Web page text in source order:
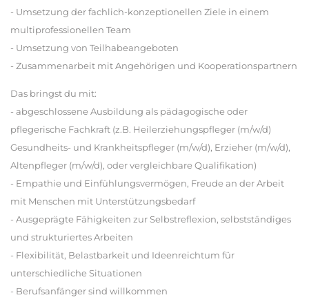
- Umsetzung der fachlich-konzeptionellen Ziele in einem
multiprofessionellen Team
- Umsetzung von Teilhabeangeboten
- Zusammenarbeit mit Angehörigen und Kooperationspartnern
Das bringst du mit:
- abgeschlossene Ausbildung als pädagogische oder
pflegerische Fachkraft (z.B. Heilerziehungspfleger (m/w/d)
Gesundheits- und Krankheitspfleger (m/w/d), Erzieher (m/w/d),
Altenpfleger (m/w/d), oder vergleichbare Qualifikation)
- Empathie und Einfühlungsvermögen, Freude an der Arbeit
mit Menschen mit Unterstützungsbedarf
- Ausgeprägte Fähigkeiten zur Selbstreflexion, selbstständiges
und strukturiertes Arbeiten
- Flexibilität, Belastbarkeit und Ideenreichtum für
unterschiedliche Situationen
- Berufsanfänger sind willkommen